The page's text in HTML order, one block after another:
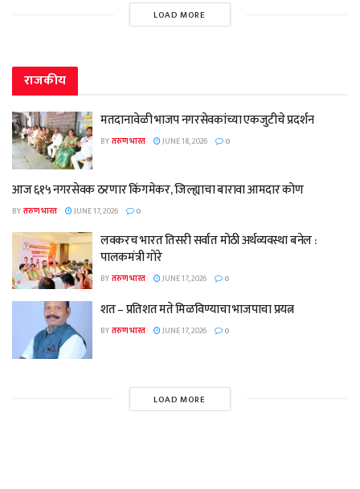
LOAD MORE
राजकीय
मतदानावेळी भाजप नगरसेवकांच्या एकजुटीचे प्रदर्शन
BYतरुण भारत JUNE 18, 2026 0
आज ६१५ नगरसेवक ठरणार किंगमेकर, जिल्ह्याचा बारावा आमदार कोण
BYतरुण भारत JUNE 17, 2026 0
लवकरच भारत तिसरी सर्वात मोठी अर्थव्यवस्था बनेल :
पालकमंत्री गोरे
BYतरुण भारत JUNE 17, 2026 0
शत – प्रतिशत मते मिळविण्याचा भाजपाचा प्रयत्न
BYतरुण भारत JUNE 17, 2026 0
LOAD MORE